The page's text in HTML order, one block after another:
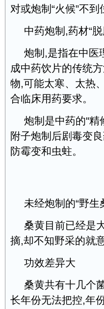
对或炮制“火候”不
中药炮制,药材“
炮制,是指在中医
成中药饮片的传统
物,可能太寒、太热
合临床用药要求。
炮制是中药的"
附子炮制后剧毒变
防霉变和虫蛀。
未经炮制的“野生
桑黄目前已经是
摘,却不知野采的就
功效差异大
桑黄共有十几个
长年份无法把控,年